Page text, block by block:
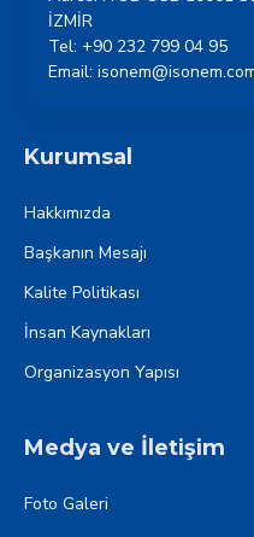
İZMİR
Tel: +90 232 799 04 95
Email:
Kurumsal
Hakkımızda
Başkanın Mesajı
Kalite Politikası
İnsan Kaynakları
Organizasyon Yapısı
Medya ve İletişim
Foto Galeri